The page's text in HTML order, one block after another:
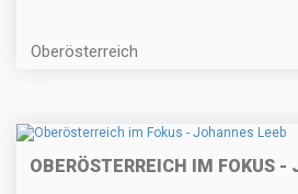
Oberösterreich
OBERÖSTERREICH IM FOKUS -